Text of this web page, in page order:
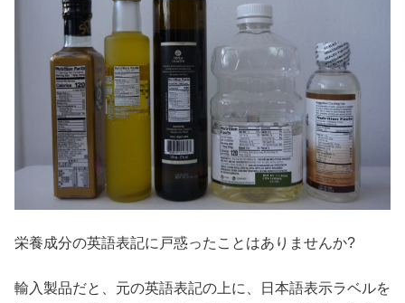
栄養成分の英語表記に戸惑ったことはありませんか?
輸入製品だと、元の英語表記の上に、日本語表示ラベルを